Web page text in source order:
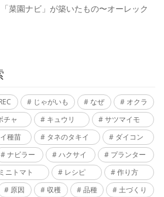
菜園ナビ」が築いたもの〜オーレック
じゃがいも なぜ
オクラ
チャ キュウリ
サツマイモ
種苗 タネのタキイ
ダイコン
ナビラー ハクサイ
プランター
ミニトマト レシピ
作り方
原因 収穫 品種
土づくり